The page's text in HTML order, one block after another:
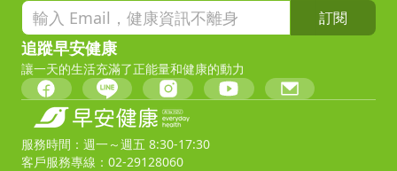
訂閱
追蹤早安健康
讓一天的生活充滿了正能量和健康的動力
服務時間：週一～週五 8:30-17:30
客戶服務專線：02-29128060